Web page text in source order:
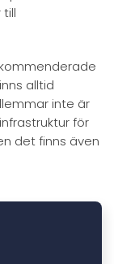
alltid
inte är
för
det finns även